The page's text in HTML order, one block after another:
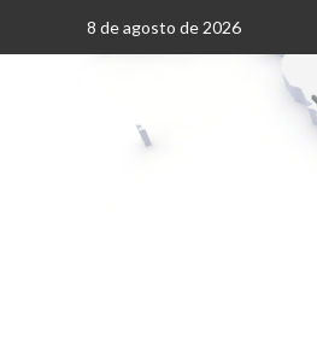
8 de agosto de 2026